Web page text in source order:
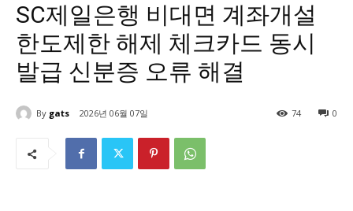
SC제일은행 비대면 계좌개설
한도제한 해제 체크카드 동시
발급 신분증 오류 해결
By gats 2026년 06월 07일 0
74